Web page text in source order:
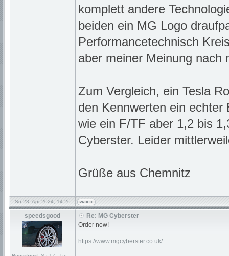
komplett andere
beiden ein MG Logo
Performancetechnisch
aber meiner Meinung nach
Zum Vergleich, ein Tesla
den Kennwerten ein
wie ein F/TF aber 1,2 bis
Cyberster. Leider
Grüße aus Chemnitz
So 28. Apr 2024, 14:26
speedsgood
Re: MG Cyberster
Order now!
https://www.mgcyberster.co.uk/